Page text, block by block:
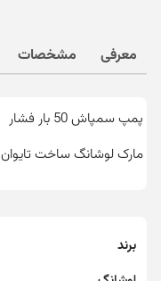
معرفی مشخصات
پمپ سمپاش 50 بار فشار
مارک لوشانگ ساخت تایوان
برند